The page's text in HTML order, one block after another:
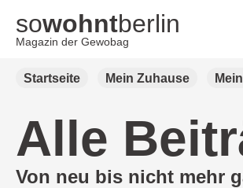
sowohntberlin
Magazin der Gewobag
Startseite Mein Zuhause
Alle
Von neu bis nicht mehr